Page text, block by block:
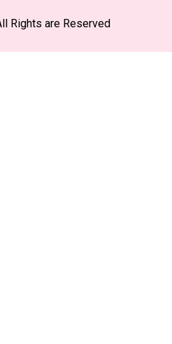
Rights are Reserved